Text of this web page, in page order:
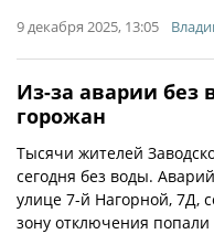
9 декабря 2025, 13:05
Из-за аварии без
горожан
Тысячи жителей
сегодня без воды.
улице 7-й Нагорной, 7Д,
зону отключения